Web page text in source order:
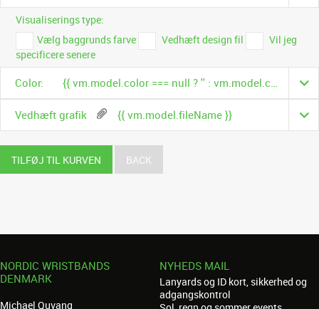
Visualiserings type:
Vælg baggrunds farve
Vedhæft design fil
Vil jeg
specificere senere
Color: {{ vm.model.color === null ? '' : vm.model.color.name }}
Vedhæft grafik {{ vm.model.fileName }}
TILFØJ TIL KURVEN BACK
NORDIC WRISTBANDS
DENMARK
Michael Quvang
NYHEDS MAIL
Lanyards og ID kort, sikkerhed og
adgangskontrol